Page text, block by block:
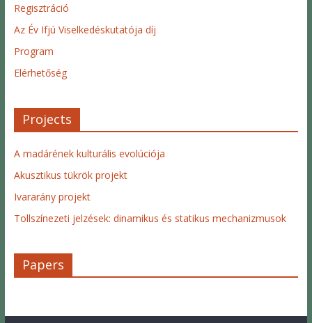
Regisztráció
Az Év Ifjú Viselkedéskutatója díj
Program
Elérhetőség
Projects
A madárének kulturális evolúciója
Akusztikus tükrök projekt
Ivararány projekt
Tollszínezeti jelzések: dinamikus és statikus mechanizmusok
Papers